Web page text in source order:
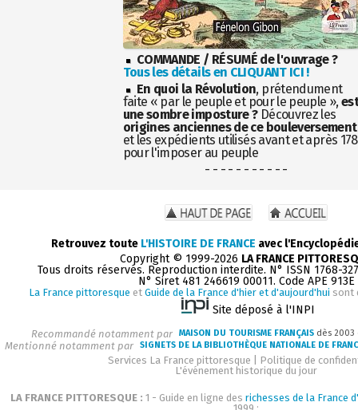
COMMANDE / RÉSUMÉ de l'ouvrage ?
Tous les détails en CLIQUANT ICI !
En quoi la Révolution, prétendument
faite « par le peuple et pour le peuple »,
une sombre imposture ?Découvrez les
origines anciennes de ce bouleversement
et les expédients utilisés avant et après
pour l'imposer au peuple
- - - - - - - - - - -
Retrouvez toute L'HISTOIRE DE FRANCE avec
Copyright © 1999-2026 LA FRANCE
Tous droits réservés. Reproduction interdite. N° ISSN 1768-
N° Siret 481 246619 00011. Code APE 913E
La France pittoresque et Guide de la France d'hier et d'aujourd'hui sont
Site déposé à l'INPI
Recommandé notamment par MAISON DU TOURISME FRANÇAIS dès
Mentionné notamment par SIGNETS DE LA BIBLIOTHÈQUE NATIONALE DE
Services La France pittoresque
Politique de
L'événement historique du jour
LA FRANCE PITTORESQUE : 1 - Guide en ligne des richesses de la France